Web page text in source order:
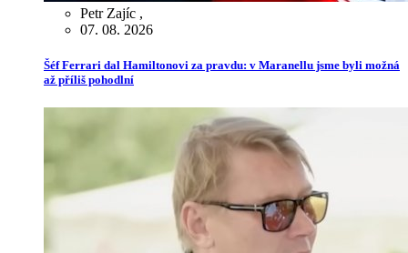
Petr Zajíc ,
07. 08. 2026
Šéf Ferrari dal Hamiltonovi za pravdu: v Maranellu jsme byli možná
až příliš pohodlní